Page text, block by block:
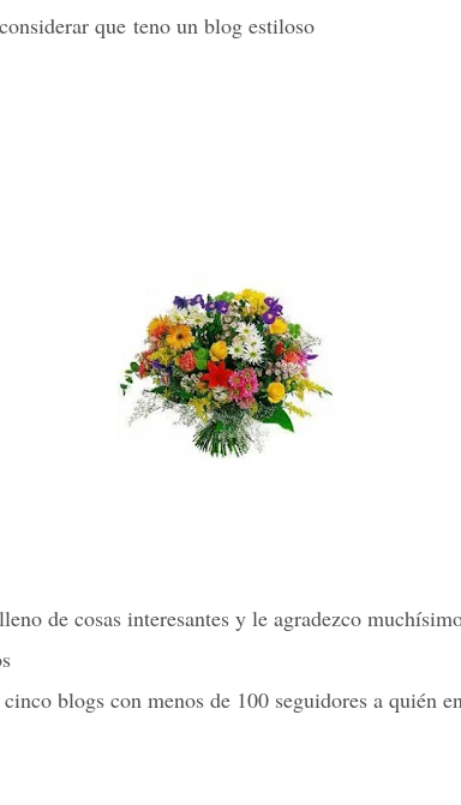
que teno un blog estiloso
de cosas interesantes y le agradezco
blogs con menos de 100 seguidores a quién